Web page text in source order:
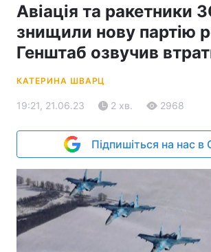
Авіація та ракетники
знищили нову партію
Генштаб озвучив
КАТЕРИНА ШВАРЦ
19:21, 21.06.23 2 хв. 2968
Підпишіться на нас в